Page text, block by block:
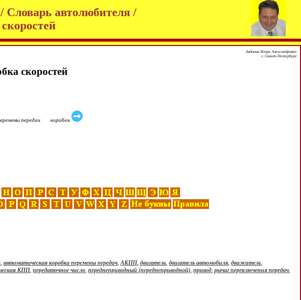
Словарь автолюбителя /
Авдонин Игорь Александрович
г. Санкт-Петербург
скоростей
передач коробок
,автоматическая коробка перемены передач,АКПП,двигатель,двигатель автомобиля,движитель,
КПП,передаточное число,переднеприводный (переднеприводной),привод,рычаг переключения передач,